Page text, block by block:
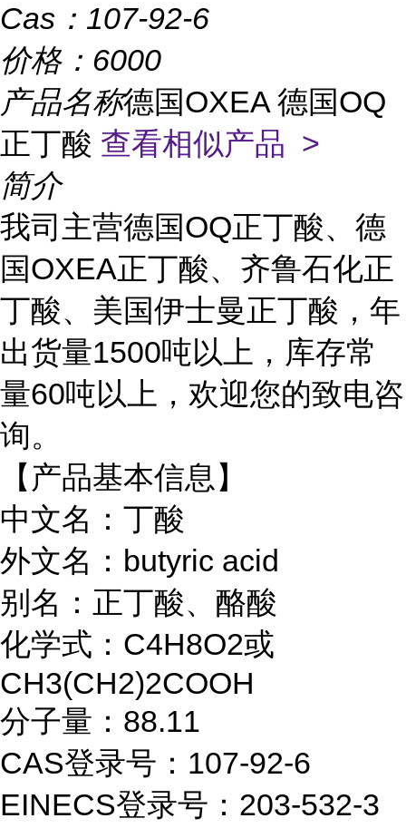
Cas： 107-92-6
价格： 6000
产品名称德国OXEA 德国OQ
正丁酸 查看相似产品 >
简介
我司主营德国OQ正丁酸、 德
国OXEA正丁酸、齐鲁石化正
丁酸、美国伊士曼正丁酸， 年
出货量1500吨以上，库存常
量60吨以上，欢迎您的致电咨
询。
【产品基本信息】
中文名：丁酸
外文名：butyric acid
别名：正丁酸、酪酸
化学式：C4H8O2或
CH3(CH2)2COOH
分子量：88.11
CAS登录号：107-92-6
EINECS登录号：203-532-3